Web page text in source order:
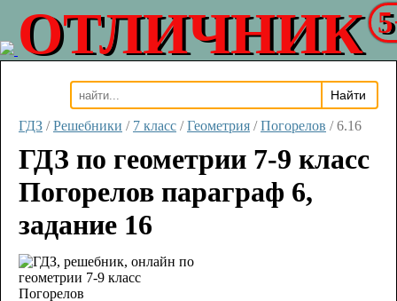
ОТЛИЧНИК
ГДЗ / Решебники / 7 класс / Геометрия / Погорелов / 6.16
ГДЗ по геометрии 7-9 класс
Погорелов параграф 6,
задание 16